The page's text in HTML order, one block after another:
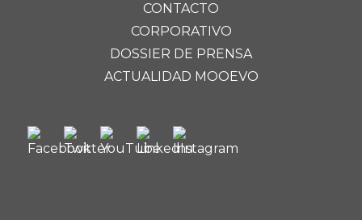
CONTACTO
CORPORATIVO
DOSSIER DE PRENSA
ACTUALIDAD MOOEVO